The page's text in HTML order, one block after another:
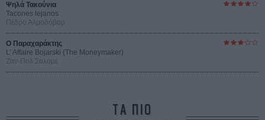
Ψηλά Τακούνια
Tacones lejanos
Πέδρο Αλμοδόβαρ
Ο Παραχαράκτης
L’ Affaire Bojarski (The Moneymaker)
Ζαν-Πολ Σαλομέ
ΤΑ ΠΙΟ